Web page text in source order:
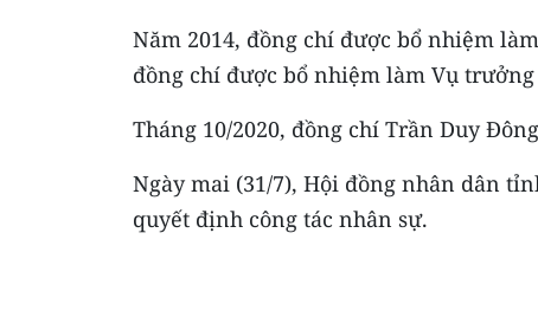
Năm 2014, đồng chí được bổ nhiệm
đồng chí được bổ nhiệm làm Vụ
Tháng 10/2020, đồng chí Trần Duy
Ngày mai (31/7), Hội đồng nhân dân
quyết định công tác nhân sự.